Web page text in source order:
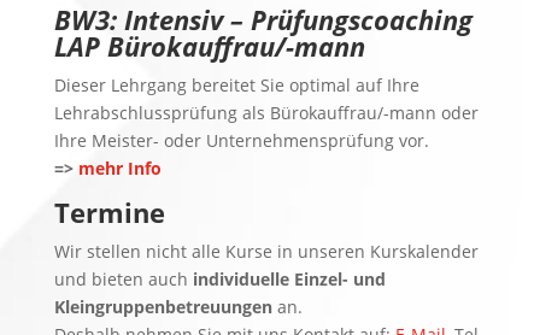
BW3: Intensiv – Prüfungscoaching
LAP Bürokauffrau/-mann
Dieser Lehrgang bereitet Sie optimal auf Ihre
Lehrabschlussprüfung als Bürokauffrau/-mann oder
Ihre Meister- oder Unternehmensprüfung vor.
=> mehr Info
Termine
Wir stellen nicht alle Kurse in unseren Kurskalender
und bieten auch individuelle Einzel- und
Kleingruppenbetreuungenan.